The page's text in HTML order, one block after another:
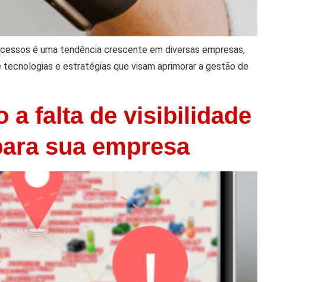
é uma tendência crescente em diversas empresas,
e estratégias que visam aprimorar a gestão de
a falta de visibilidade
sua empresa